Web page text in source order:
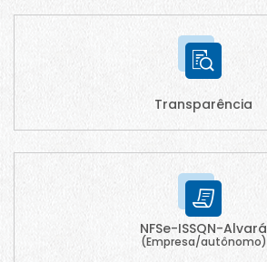
Transparência
NFSe-ISSQN-Alvará
(Empresa/autônomo)